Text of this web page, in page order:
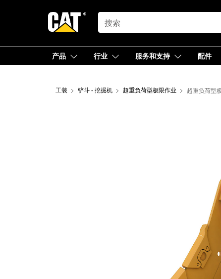
SEARCH
产品 行业 服务和支持 配件
工装 铲斗 - 挖掘机 超重负荷型极限作业 超重负荷型